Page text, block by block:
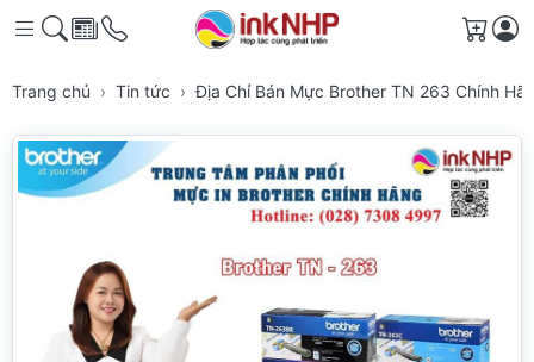
Giỏ
Trang chủ Tin tức Địa Chỉ Bán Mực Brother TN 263 Chính